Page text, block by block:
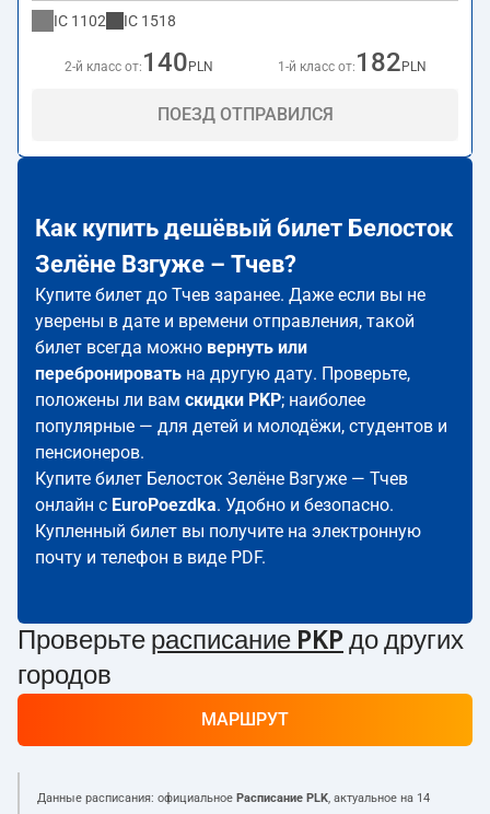
IC 1102 IC 1518
2-й класс от: 140 PLN 1-й класс от: 182 PLN
ПОЕЗД ОТПРАВИЛСЯ
Как купить дешёвый билет Белосток
Зелёне Взгуже – Тчев?
Купите билет до Тчев заранее. Даже если вы не
уверены в дате и времени отправления, такой
билет всегда можно вернуть или
перебронировать на другую дату. Проверьте,
положены ли вам скидки PKP; наиболее
популярные — для детей и молодёжи, студентов и
пенсионеров.
Купите билет Белосток Зелёне Взгуже — Тчев
онлайн с EuroPoezdka. Удобно и безопасно.
Купленный билет вы получите на электронную
почту и телефон в виде PDF.
Проверьте расписание PKP до других
городов
МАРШРУТ
Данные расписания: официальное Расписание PLK, актуальное на 14